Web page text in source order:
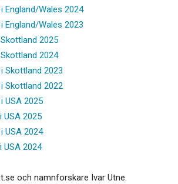
England/Wales 2024
England/Wales 2023
2025
2024
Skottland 2023
Skottland 2022
USA 2025
USA 2025
USA 2024
USA 2024
och namnforskare Ivar Utne.